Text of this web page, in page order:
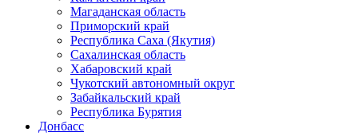
Магаданская область
Приморский край
Республика Саха (Якутия)
Сахалинская область
Хабаровский край
Чукотский автономный округ
Забайкальский край
Республика Бурятия
Донбасс